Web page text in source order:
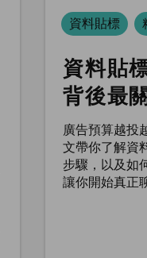
資料貼標
資料貼
背後最
廣告預算越投
文帶你了解資
步驟，以及如
讓你開始真正